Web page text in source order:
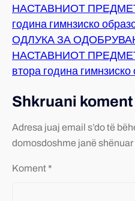
НАСТАВНИОТ ПРЕДМЕТ
година гимнзиско
ОДЛУКА ЗА
НАСТАВНИОТ
втора година
Shkruani koment
Adresa juaj email s’do të
domosdoshme janë shënuar
Koment *